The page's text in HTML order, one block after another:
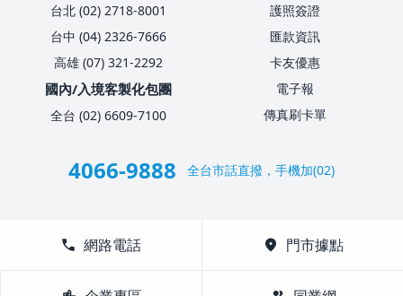
台北 (02) 2718-8001
台中 (04) 2326-7666
高雄 (07) 321-2292
國內/入境客製化包團
全台 (02) 6609-7100
護照簽證
匯款資訊
卡友優惠
電子報
傳真刷卡單
4066-9888 全台市話直撥，手機加(02)
call 網路電話 location_on 門市據點